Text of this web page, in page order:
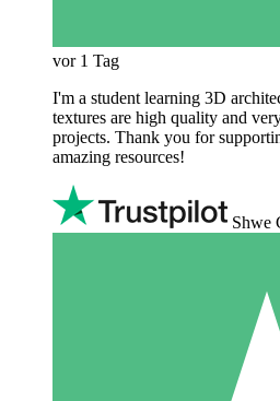
vor 1 Tag
I'm a student learning 3D
textures are high quality and
projects. Thank you for
amazing resources!
Shwe